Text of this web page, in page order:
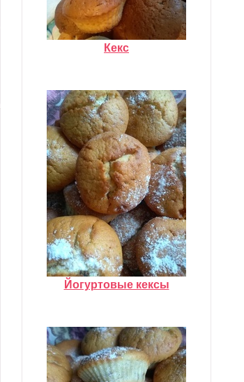
Кекс
Йогуртовые кексы